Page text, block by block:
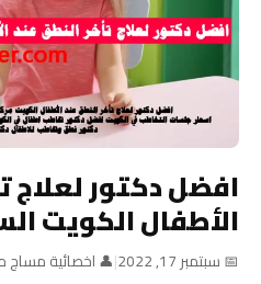
افضل دكتور لعلاج
الأطفال الكويت
📅 سبتمبر 17, 2022 |👤 اخصائية مساج